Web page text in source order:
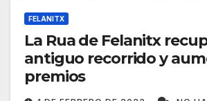
FELANITX
La Rua de Felanitx
antiguo recorrido y
premios